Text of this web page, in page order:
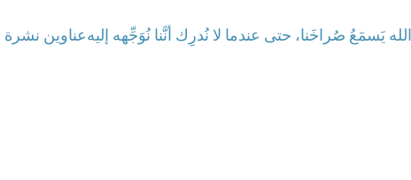
عناوين نشرة الأربعاء 11 حزيران 2025:الله يَسمَعُ صُراخَنا، حتى عندما لا نُدرِك أنَّنا نُوَجِّهه إليه